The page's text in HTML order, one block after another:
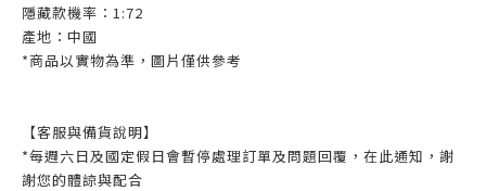
隱藏款機率：1:72
產地：中國
*商品以實物為準，圖片僅供參考
【客服與備貨說明】
*每週六日及國定假日會暫停處理訂單及問題回覆，在此通知，謝
謝您的體諒與配合